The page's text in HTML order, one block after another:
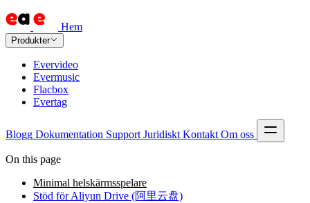
Hem
Produkter
Evervideo
Evermusic
Flacbox
Evertag
Blogg Dokumentation Support Juridiskt Kontakt Om oss
On this page
Minimal helskärmsspelare
Stöd för Aliyun Drive (阿里云盘)